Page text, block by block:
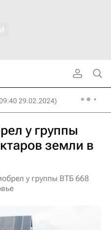
29.02.2024)
у группы
земли в
у группы ВТБ 668